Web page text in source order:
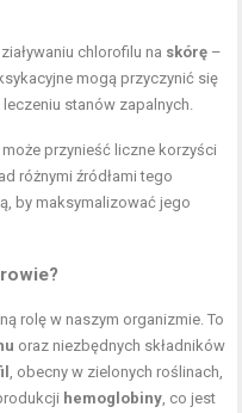
chlorofilu na skórę –
mogą przyczynić się
stanów zapalnych.
przynieść liczne korzyści
różnymi źródłami tego
by maksymalizować jego
rolę w naszym organizmie. To
oraz niezbędnych składników
, obecny w zielonych roślinach,
hemoglobiny , co jest